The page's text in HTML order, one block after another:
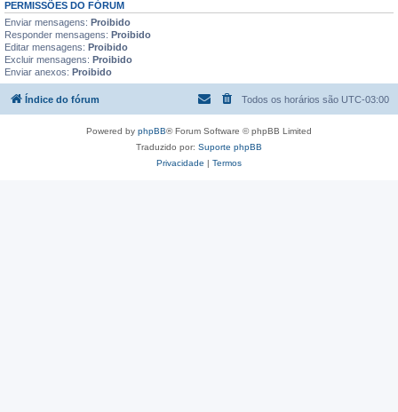
PERMISSÕES DO FÓRUM
Enviar mensagens: Proibido
Responder mensagens: Proibido
Editar mensagens: Proibido
Excluir mensagens: Proibido
Enviar anexos: Proibido
Índice do fórum Todos os horários são UTC-03:00
Powered by phpBB® Forum Software © phpBB Limited
Traduzido por: Suporte phpBB
Privacidade | Termos